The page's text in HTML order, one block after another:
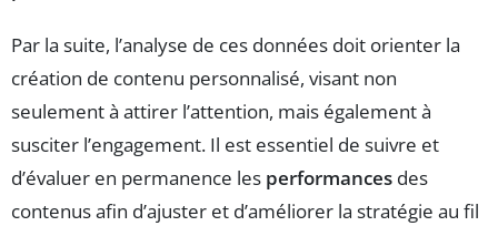
Par la suite, l’analyse de ces données doit orienter la
création de contenu personnalisé, visant non
seulement à attirer l’attention, mais également à
susciter l’engagement. Il est essentiel de suivre et
d’évaluer en permanence les performances des
contenus afin d’ajuster et d’améliorer la stratégie au fil